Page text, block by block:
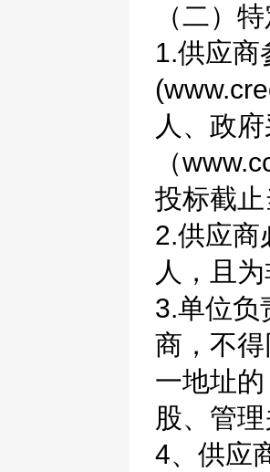
（二）
1.供应商
人、政
（
投标截
2.供应商
人，且
3.单位负
商，不
一地址
股、管
4、供应